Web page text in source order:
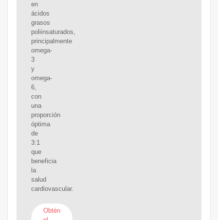
en
ácidos
grasos
poliinsaturados,
principalmente
omega-
3
y
omega-
6,
con
una
proporción
óptima
de
3:1
que
beneficia
la
salud
cardiovascular.
Obtén